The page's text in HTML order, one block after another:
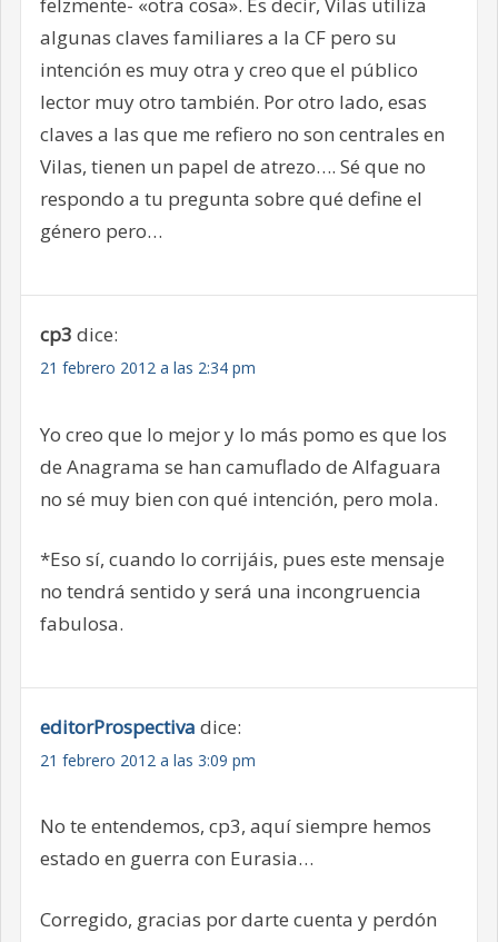
felzmente- «otra cosa». Es decir, Vilas utiliza
algunas claves familiares a la CF pero su
intención es muy otra y creo que el público
lector muy otro también. Por otro lado, esas
claves a las que me refiero no son centrales en
Vilas, tienen un papel de atrezo…. Sé que no
respondo a tu pregunta sobre qué define el
género pero…
cp3 dice:
21 febrero 2012 a las 2:34 pm
Yo creo que lo mejor y lo más pomo es que los
de Anagrama se han camuflado de Alfaguara
no sé muy bien con qué intención, pero mola.
*Eso sí, cuando lo corrijáis, pues este mensaje
no tendrá sentido y será una incongruencia
fabulosa.
editorProspectiva dice:
21 febrero 2012 a las 3:09 pm
No te entendemos, cp3, aquí siempre hemos
estado en guerra con Eurasia…
Corregido, gracias por darte cuenta y perdón